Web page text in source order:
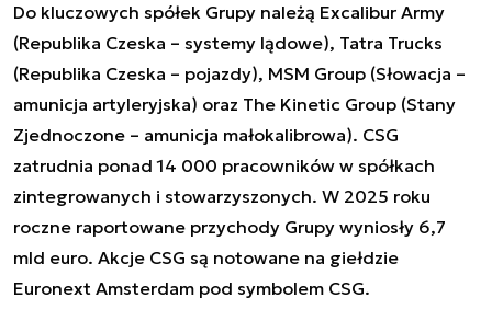
Do kluczowych spółek Grupy należą Excalibur Army
(Republika Czeska – systemy lądowe), Tatra Trucks
(Republika Czeska – pojazdy), MSM Group (Słowacja –
amunicja artyleryjska) oraz The Kinetic Group (Stany
Zjednoczone – amunicja małokalibrowa). CSG
zatrudnia ponad 14 000 pracowników w spółkach
zintegrowanych i stowarzyszonych. W 2025 roku
roczne raportowane przychody Grupy wyniosły 6,7
mld euro. Akcje CSG są notowane na giełdzie
Euronext Amsterdam pod symbolem CSG.